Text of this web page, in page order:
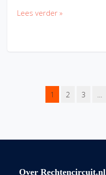
Lees verder »
1 2 3 …
Over Rechtencircuit.nl